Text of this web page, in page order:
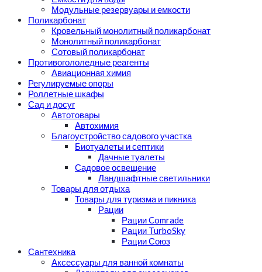
Модульные резервуары и емкости
Поликарбонат
Кровельный монолитный поликарбонат
Монолитный поликарбонат
Сотовый поликарбонат
Противогололедные реагенты
Авиационная химия
Регулируемые опоры
Роллетные шкафы
Сад и досуг
Автотовары
Автохимия
Благоустройство садового участка
Биотуалеты и септики
Дачные туалеты
Садовое освещение
Ландшафтные светильники
Товары для отдыха
Товары для туризма и пикника
Рации
Рации Comrade
Рации TurboSky
Рации Союз
Сантехника
Аксессуары для ванной комнаты